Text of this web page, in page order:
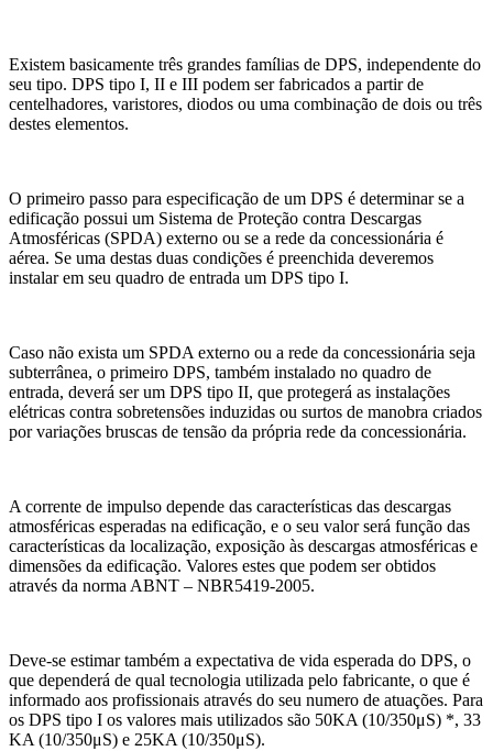
Existem basicamente três grandes famílias de DPS, independente do
seu tipo. DPS tipo I, II e III podem ser fabricados a partir de
centelhadores, varistores, diodos ou uma combinação de dois ou três
destes elementos.
O primeiro passo para especificação de um DPS é determinar se a
edificação possui um Sistema de Proteção contra Descargas
Atmosféricas (SPDA) externo ou se a rede da concessionária é
aérea. Se uma destas duas condições é preenchida deveremos
instalar em seu quadro de entrada um DPS tipo I.
Caso não exista um SPDA externo ou a rede da concessionária seja
subterrânea, o primeiro DPS, também instalado no quadro de
entrada, deverá ser um DPS tipo II, que protegerá as instalações
elétricas contra sobretensões induzidas ou surtos de manobra criados
por variações bruscas de tensão da própria rede da concessionária.
A corrente de impulso depende das características das descargas
atmosféricas esperadas na edificação, e o seu valor será função das
características da localização, exposição às descargas atmosféricas e
dimensões da edificação. Valores estes que podem ser obtidos
através da norma ABNT – NBR5419-2005.
Deve-se estimar também a expectativa de vida esperada do DPS, o
que dependerá de qual tecnologia utilizada pelo fabricante, o que é
informado aos profissionais através do seu numero de atuações. Para
os DPS tipo I os valores mais utilizados são 50KA (10/350μS) *, 33
KA (10/350μS) e 25KA (10/350μS).